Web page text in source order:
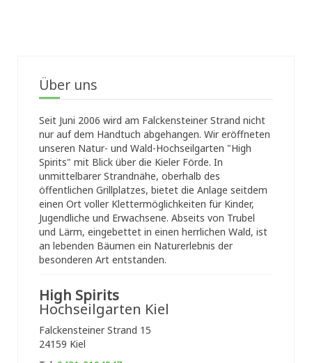
Über uns
Seit Juni 2006 wird am Falckensteiner Strand nicht
nur auf dem Handtuch abgehangen. Wir eröffneten
unseren Natur- und Wald-Hochseilgarten "High
Spirits" mit Blick über die Kieler Förde. In
unmittelbarer Strandnähe, oberhalb des
öffentlichen Grillplatzes, bietet die Anlage seitdem
einen Ort voller Klettermöglichkeiten für Kinder,
Jugendliche und Erwachsene. Abseits von Trubel
und Lärm, eingebettet in einen herrlichen Wald, ist
an lebenden Bäumen ein Naturerlebnis der
besonderen Art entstanden.
High Spirits
Hochseilgarten Kiel
Falckensteiner Strand 15
24159 Kiel